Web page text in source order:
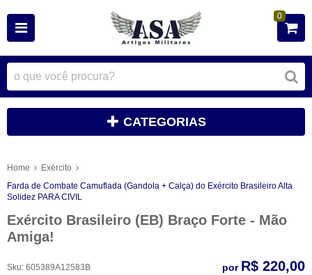
0
CATEGORIAS
Home
Exército
Farda de Combate Camuflada (Gandola + Calça) do Exército Brasileiro Alta
Solidez PARA CIVIL
Exército Brasileiro (EB) Braço Forte - Mão
Amiga!
Sku: 605389A12583B
por R$ 220,00